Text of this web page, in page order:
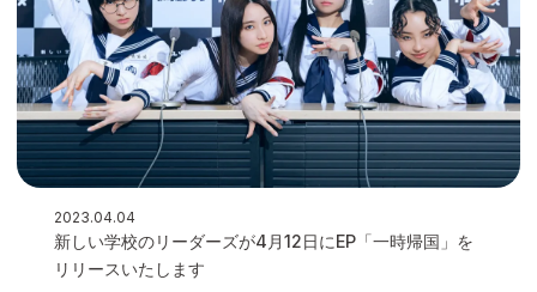
2023.04.04
新しい学校のリーダーズが4月12日にEP「一時帰国」を
リリースいたします